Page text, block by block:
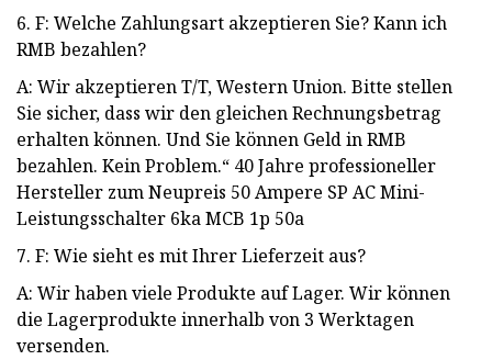
6. F: Welche Zahlungsart akzeptieren Sie? Kann ich
RMB bezahlen?
A: Wir akzeptieren T/T, Western Union. Bitte stellen
Sie sicher, dass wir den gleichen Rechnungsbetrag
erhalten können. Und Sie können Geld in RMB
bezahlen. Kein Problem.“ 40 Jahre professioneller
Hersteller zum Neupreis 50 Ampere SP AC Mini-
Leistungsschalter 6ka MCB 1p 50a
7. F: Wie sieht es mit Ihrer Lieferzeit aus?
A: Wir haben viele Produkte auf Lager. Wir können
die Lagerprodukte innerhalb von 3 Werktagen
versenden.